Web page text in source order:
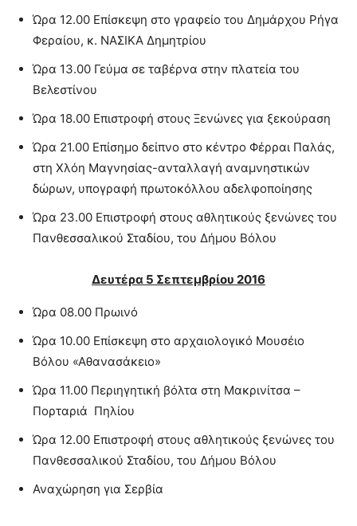
Ώρα 12.00 Επίσκεψη στο γραφείο του Δημάρχου Ρήγα
Φεραίου, κ. ΝΑΣΙΚΑ Δημητρίου
Ώρα 13.00 Γεύμα σε ταβέρνα στην πλατεία του
Βελεστίνου
Ώρα 18.00 Επιστροφή στους Ξενώνες για ξεκούραση
Ώρα 21.00 Επίσημο δείπνο στο κέντρο Φέρραι Παλάς,
στη Χλόη Μαγνησίας-ανταλλαγή αναμνηστικών
δώρων, υπογραφή πρωτοκόλλου αδελφοποίησης
Ώρα 23.00 Επιστροφή στους αθλητικούς ξενώνες του
Πανθεσσαλικού Σταδίου, του Δήμου Βόλου
Δευτέρα 5 Σεπτεμβρίου 2016
Ώρα 08.00 Πρωινό
Ώρα 10.00 Επίσκεψη στο αρχαιολογικό Μουσέιο
Βόλου «Αθανασάκειο»
Ώρα 11.00 Περιηγητική βόλτα στη Μακρινίτσα –
Πορταριά Πηλίου
Ώρα 12.00 Επιστροφή στους αθλητικούς ξενώνες του
Πανθεσσαλικού Σταδίου, του Δήμου Βόλου
Αναχώρηση για Σερβία